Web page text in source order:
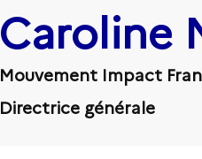
Caroline
Mouvement Impact
Directrice générale